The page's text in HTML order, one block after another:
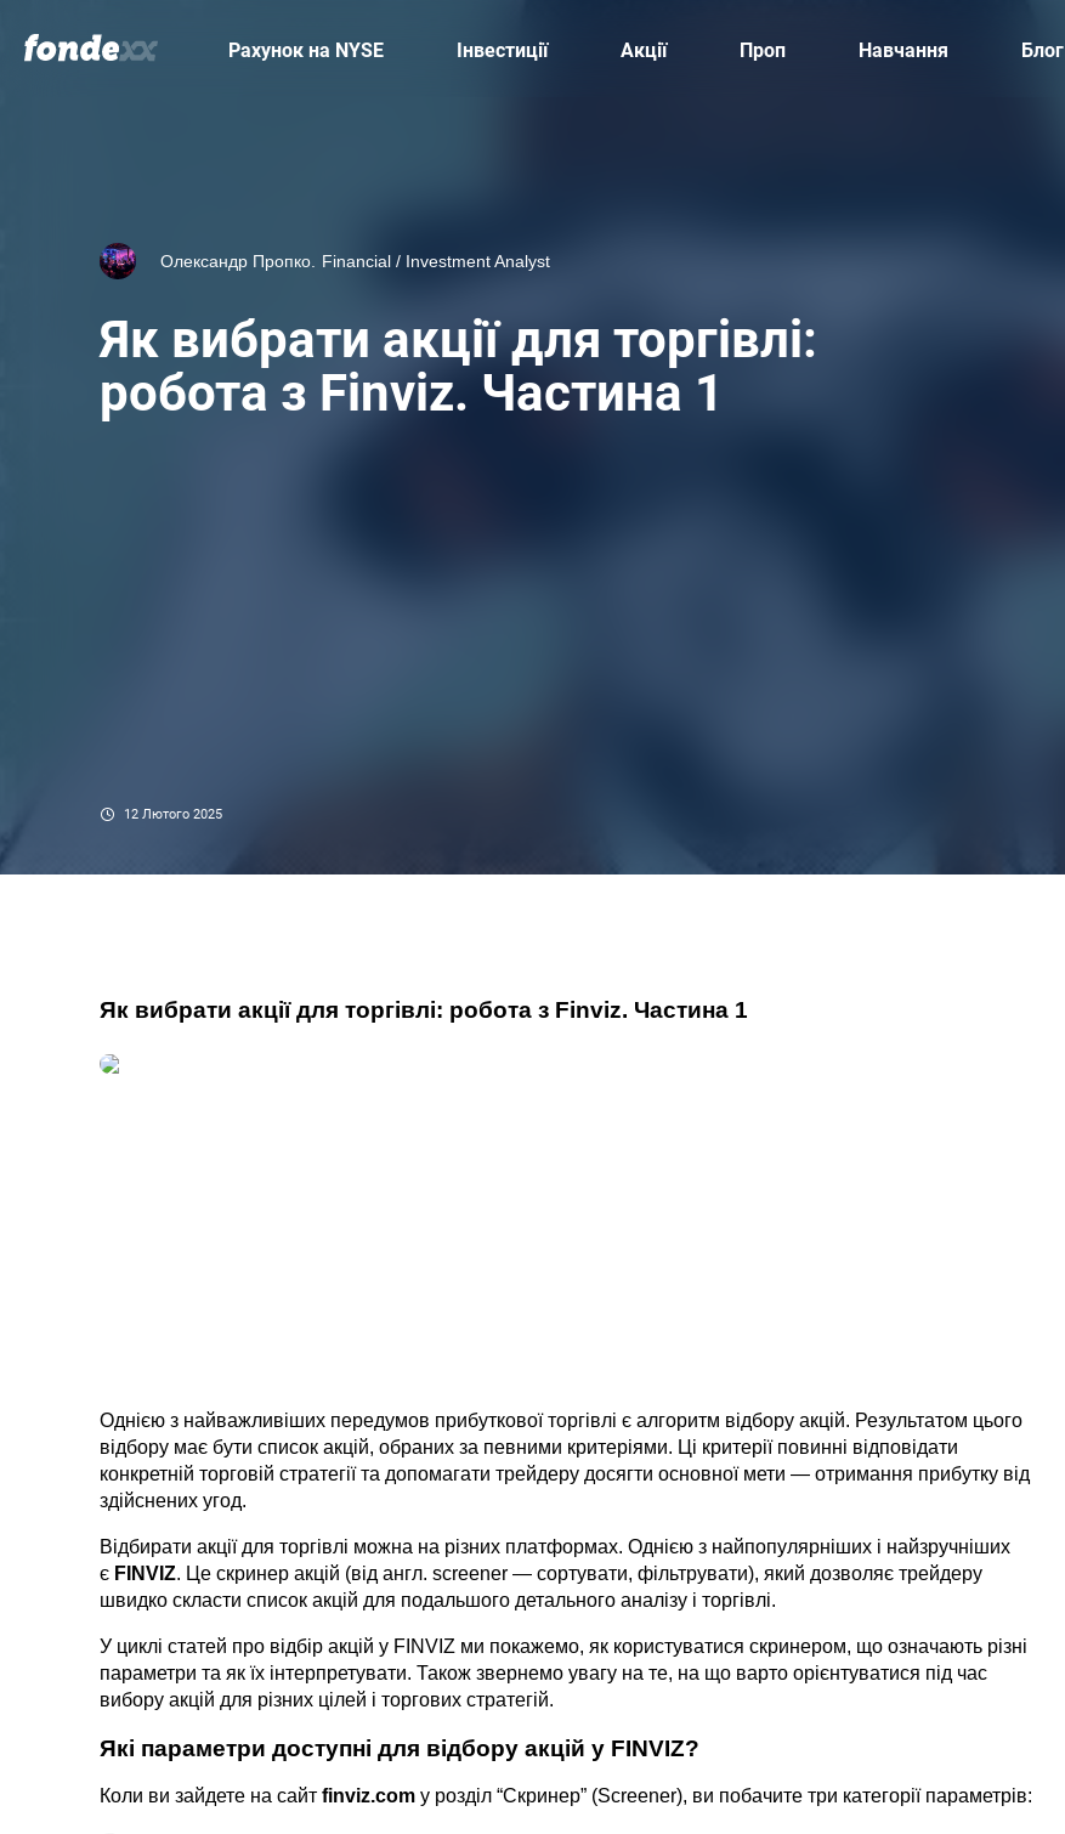
Main
Рахунок на NYSE Інвестиції Акції Проп Навчання Блог
Олександр Пропко. Financial / Investment Analyst
Як вибрати акції для торгівлі:
робота з Finviz. Частина 1
12 Лютого 2025
Як вибрати акції для торгівлі: робота з Finviz. Частина 1
Однією з найважливіших передумов прибуткової торгівлі є алгоритм відбору акцій. Результатом цього
відбору має бути список акцій, обраних за певними критеріями. Ці критерії повинні відповідати
конкретній торговій стратегії та допомагати трейдеру досягти основної мети — отримання прибутку від
здійснених угод.
Відбирати акції для торгівлі можна на різних платформах. Однією з найпопулярніших і найзручніших
є FINVIZ. Це скринер акцій (від англ. screener — сортувати, фільтрувати), який дозволяє трейдеру
швидко скласти список акцій для подальшого детального аналізу і торгівлі.
У циклі статей про відбір акцій у FINVIZ ми покажемо, як користуватися скринером, що означають різні
параметри та як їх інтерпретувати. Також звернемо увагу на те, на що варто орієнтуватися під час
вибору акцій для різних цілей і торгових стратегій.
Які параметри доступні для відбору акцій у FINVIZ?
Коли ви зайдете на сайт finviz.com у розділ “Скринер” (Screener), ви побачите три категорії параметрів: